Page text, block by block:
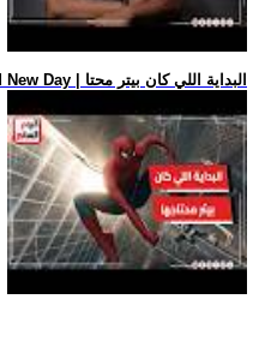
.. فيلم Spider-Man: Brand New Day | البداية اللي كان بيتر محتا